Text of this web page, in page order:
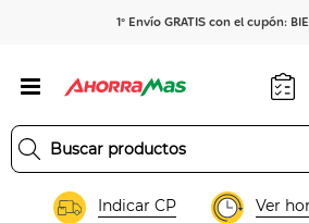
1º Envío GRATIS con el cupón:
Indicar CP Ver